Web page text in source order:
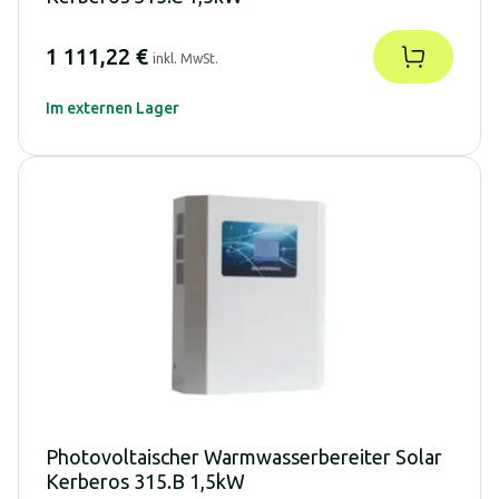
1 111,22 € inkl. MwSt.
Im externen Lager
Photovoltaischer Warmwasserbereiter Solar
Kerberos 315.B 1,5kW